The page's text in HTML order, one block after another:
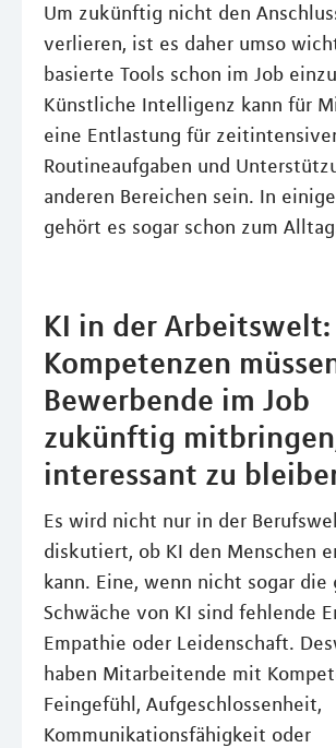
Um zukünftig nicht den
verlieren, ist es daher umso
basierte Tools schon im Job
Künstliche Intelligenz kann für
eine Entlastung für
Routineaufgaben und
anderen Bereichen sein. In
gehört es sogar schon zum
KI in der Arbeitswelt:
Kompetenzen
Bewerbende im Job
zukünftig
interessant zu
Es wird nicht nur in der
diskutiert, ob KI den Menschen
kann. Eine, wenn nicht sogar die
Schwäche von KI sind fehlende
Empathie oder Leidenschaft.
haben Mitarbeitende mit
Feingefühl, Aufgeschlossenheit,
Kommunikationsfähigkeit oder